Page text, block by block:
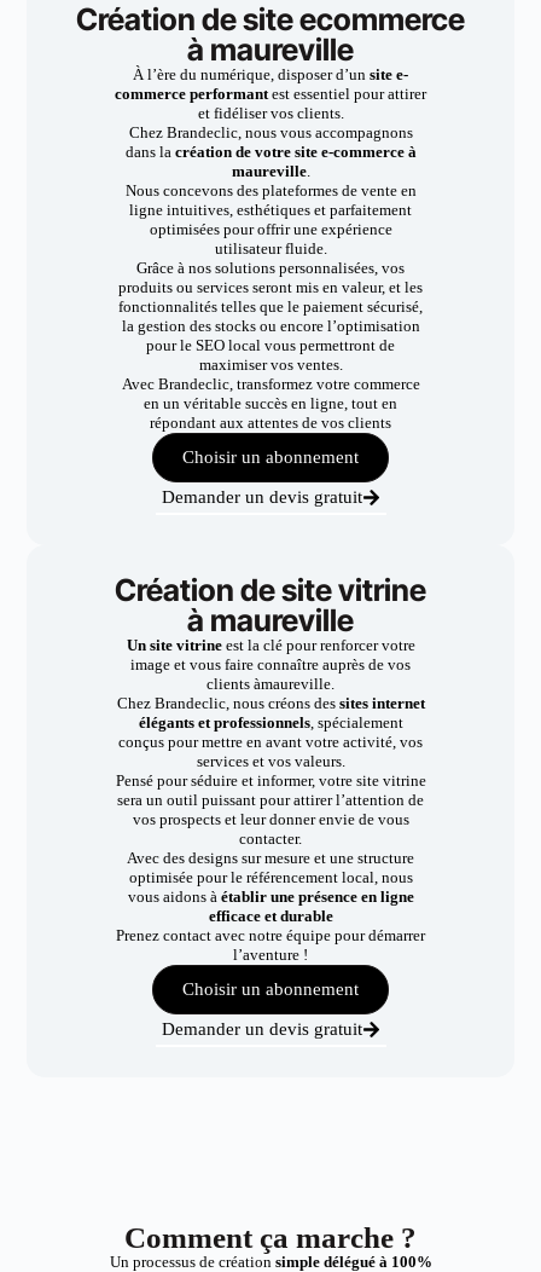
Création de site ecommerce
à maureville
À l’ère du numérique, disposer d’un site e-
commerce performantest essentiel pour attirer
et fidéliser vos clients.
Chez Brandeclic, nous vous accompagnons
dans la création de votre site e-commerce à
maureville.
Nous concevons des plateformes de vente en
ligne intuitives, esthétiques et parfaitement
optimisées pour offrir une expérience
utilisateur fluide.
Grâce à nos solutions personnalisées, vos
produits ou services seront mis en valeur, et les
fonctionnalités telles que le paiement sécurisé,
la gestion des stocks ou encore l’optimisation
pour le SEO local vous permettront de
maximiser vos ventes.
Avec Brandeclic, transformez votre commerce
en un véritable succès en ligne, tout en
répondant aux attentes de vos clients
Choisir un abonnement
Demander un devis gratuit
Création de site vitrine
à maureville
Un site vitrineest la clé pour renforcer votre
image et vous faire connaître auprès de vos
clients àmaureville.
Chez Brandeclic, nous créons dessites internet
élégants et professionnels, spécialement
conçus pour mettre en avant votre activité, vos
services et vos valeurs.
Pensé pour séduire et informer, votre site vitrine
sera un outil puissant pour attirer l’attention de
vos prospects et leur donner envie de vous
contacter.
Avec des designs sur mesure et une structure
optimisée pour le référencement local, nous
vous aidons à établir une présence en ligne
efficace et durable
Prenez contact avec notre équipe pour démarrer
l’aventure !
Choisir un abonnement
Demander un devis gratuit
Comment ça marche ?
Un processus de création simple délégué à 100%